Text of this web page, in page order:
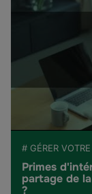
# GÉRER
Primes
partage de
?